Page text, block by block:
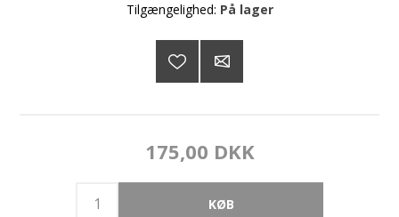
Tilgængelighed: På lager
175,00 DKK